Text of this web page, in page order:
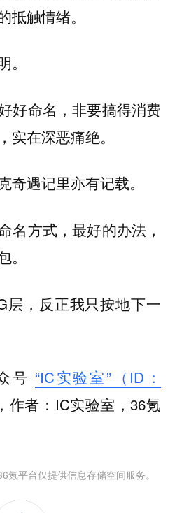
抵触情绪。
好命名，非要搞得消费
实在深恶痛绝。
奇遇记里亦有记载。
名方式，最好的办法，
层，反正我只按地下一
号 “IC实验室”（ID：
，作者：IC实验室，36氪
平台仅提供信息存储空间服务。